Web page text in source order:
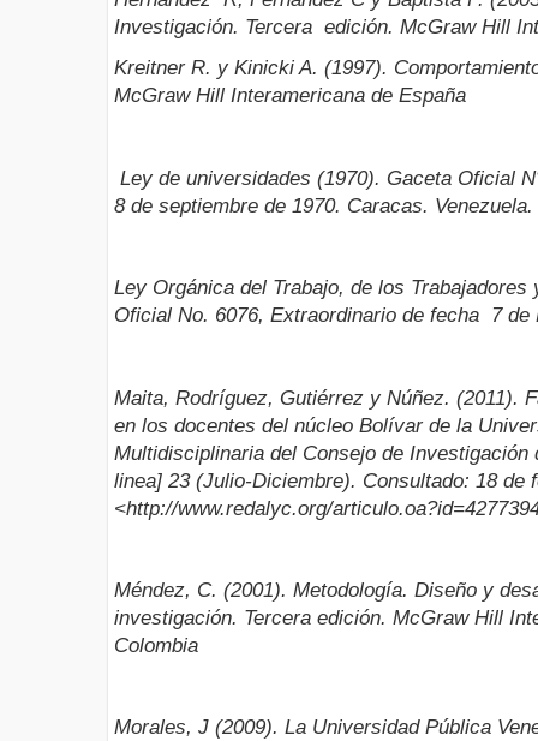
Investigación. Tercera edición. McGraw Hill
Kreitner R. y Kinicki A. (1997).
McGraw Hill Interamericana de España
Ley de universidades (1970). Gaceta Oficial
8 de septiembre de 1970. Caracas. Venezuela.
Ley Orgánica del Trabajo, de los
Oficial No. 6076, Extraordinario de fecha 7 de
Maita, Rodríguez, Gutiérrez y Núñez. (2011).
en los docentes del núcleo Bolívar de la
Multidisciplinaria del Consejo de
linea] 23 (Julio-Diciembre). Consultado: 18 de
<http://www.redalyc.org/
Méndez, C. (2001). Metodología. Diseño y
investigación. Tercera edición. McGraw Hill
Colombia
Morales, J (2009). La Universidad Pública